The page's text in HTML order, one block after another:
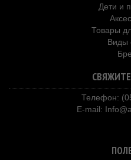
Дети и
Товары
Виды
Телефон:
E-mail: